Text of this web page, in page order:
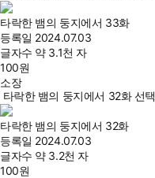
타락한 뱀의 둥지에서 33화
등록일 2024.07.03
글자수 약 3.1천 자
100원
소장
타락한 뱀의 둥지에서 32화 선택
타락한 뱀의 둥지에서 32화
등록일 2024.07.03
글자수 약 3.2천 자
100원